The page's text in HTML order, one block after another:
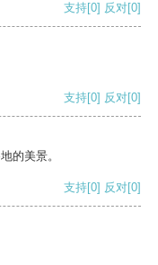
支持[0] 反对[0]
支持[0] 反对[0]
的美景。
支持[0] 反对[0]